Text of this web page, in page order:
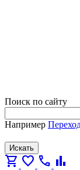
Поиск по сайту
Например
Искать
shopping_cart favorite call bar_chart